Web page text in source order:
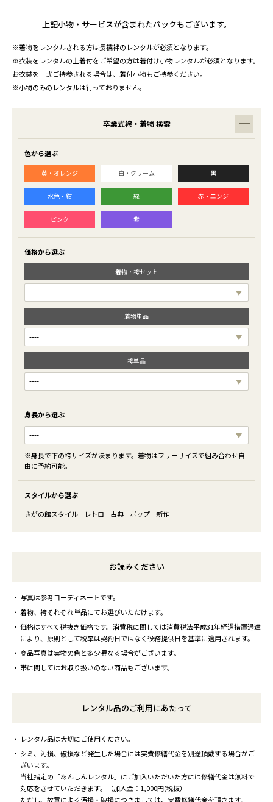
上記小物・サービスが含まれたパックもございます。
※着物をレンタルされる方は長襦袢のレンタルが必須となります。
※衣装をレンタルの上着付をご希望の方は着付け小物レンタルが必須となります。
お衣裳を一式ご持参される場合は、着付小物もご持参ください。
※小物のみのレンタルは行っておりません。
卒業式袴・着物 検索
色から選ぶ
黄・オレンジ 白・クリーム 黒
水色・紺 緑 赤・エンジ
ピンク 紫
価格から選ぶ
着物・袴セット
着物単品
袴単品
身長から選ぶ
※身長で下の袴サイズが決まります。着物はフリーサイズで組み合わせ自
由に予約可能。
スタイルから選ぶ
さがの館スタイル
レトロ 古典 ポップ 新作
お読みください
写真は参考コーディネートです。
着物、袴それぞれ単品にてお選びいただけます。
価格はすべて税抜き価格です。消費税に関しては消費税法平成31年経過措置通達
により、原則として税率は契約日ではなく役務提供日を基準に適用されます。
商品写真は実物の色と多少異なる場合がございます。
帯に関してはお取り扱いのない商品もございます。
レンタル品のご利用にあたって
レンタル品は大切にご使用ください。
シミ、汚損、破損など発生した場合には実費修繕代金を別途頂戴する場合がご
ざいます。
当社指定の「あんしんレンタル」にご加入いただいた方には修繕代金は無料で
対応をさせていただきます。（加入金：1,000円(税抜）
ただし、故意による汚損・破損につきましては、実費修繕代金を頂きます。